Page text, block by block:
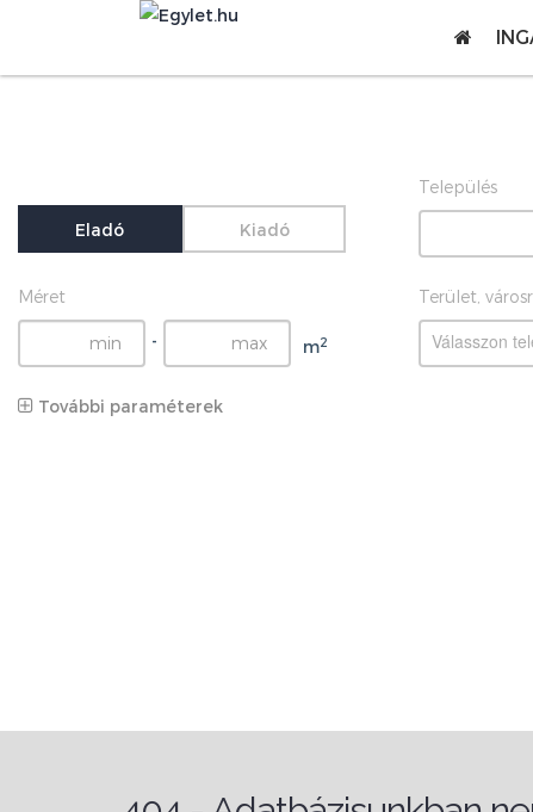
Eladó Kiadó
Település
Méret
-
m2
Terület,
Válasszon
További paraméterek